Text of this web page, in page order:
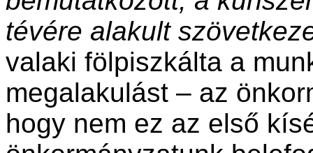
tévére alakult
valaki fölpiszkálta a
megalakulást – az
hogy nem ez az első